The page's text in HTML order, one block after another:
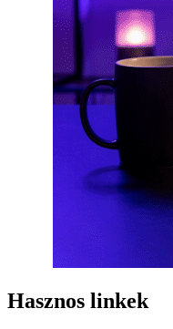
Hasznos linkek